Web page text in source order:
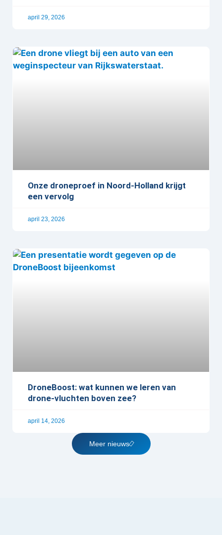
april 29, 2026
Onze droneproef in Noord-Holland krijgt
een vervolg
april 23, 2026
DroneBoost: wat kunnen we leren van
drone-vluchten boven zee?
april 14, 2026
Meer nieuws